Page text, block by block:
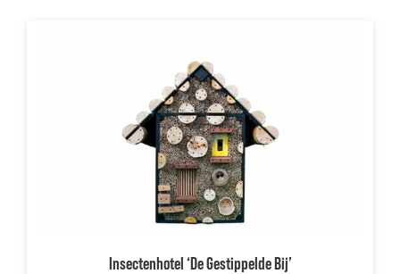
Insectenhotel ‘De Gestippelde Bij’